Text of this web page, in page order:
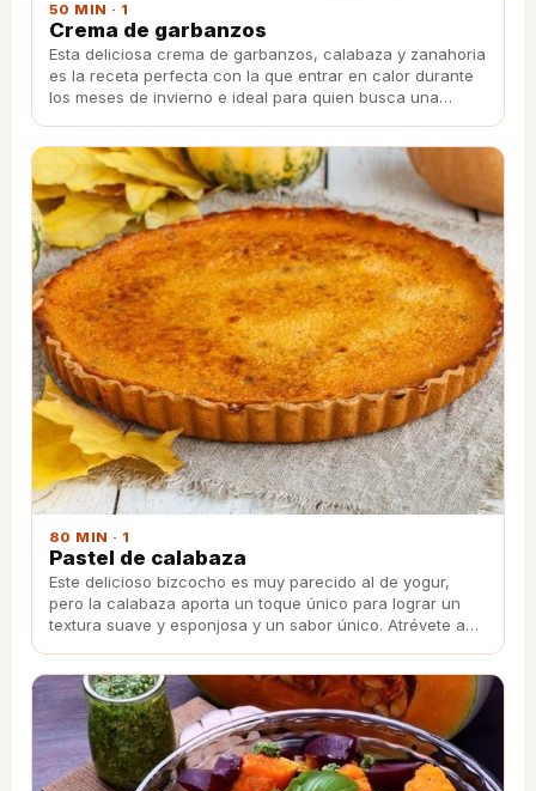
50 MIN · 1
Crema de garbanzos
Esta deliciosa crema de garbanzos, calabaza y zanahoria
es la receta perfecta con la que entrar en calor durante
los meses de invierno e ideal para quien busca una
80 MIN · 1
Pastel de calabaza
Este delicioso bizcocho es muy parecido al de yogur,
pero la calabaza aporta un toque único para lograr un
textura suave y esponjosa y un sabor único. Atrévete a